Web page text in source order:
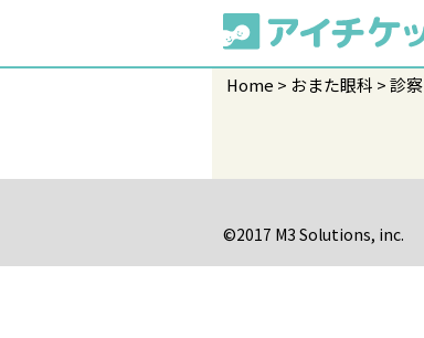
Home おまた眼科 診察
©2017 M3 Solutions, inc.